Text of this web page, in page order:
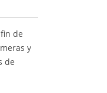
de
y
de